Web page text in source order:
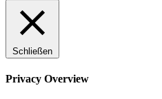
Schließen
Privacy Overview